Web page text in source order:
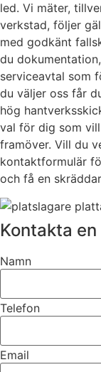
led. Vi mäter,
verkstad, följer
med godkänt
du
serviceavtal som
du väljer oss får
hög
val för dig som
framöver. Vill du
kontaktformulär
och få en
Kontakta
Namn
Telefon
Email